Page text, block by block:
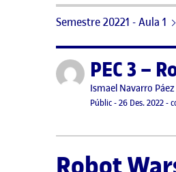
Semestre 20221 - Aula 1
Publicat perPEC 3 –
Publicat per
Ismael Navarro Páez
Visibilitat:
Públic-Data de
26 Des. 2022-